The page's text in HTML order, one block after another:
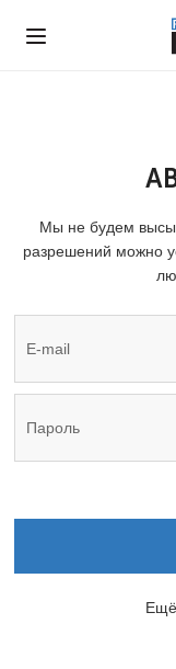
Мы не будем
разрешений можно
Ещё